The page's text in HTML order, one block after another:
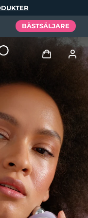
BÄSTSÄLJARE
Logga in
Användarprofil
Mina enheter
Mina beställningar
Mina adresser
prenumerationer
Español
Português
Русский
繁體中文